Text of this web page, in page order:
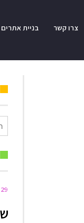
צרו קשר בניית אתרים
29 בדצמבר 2023